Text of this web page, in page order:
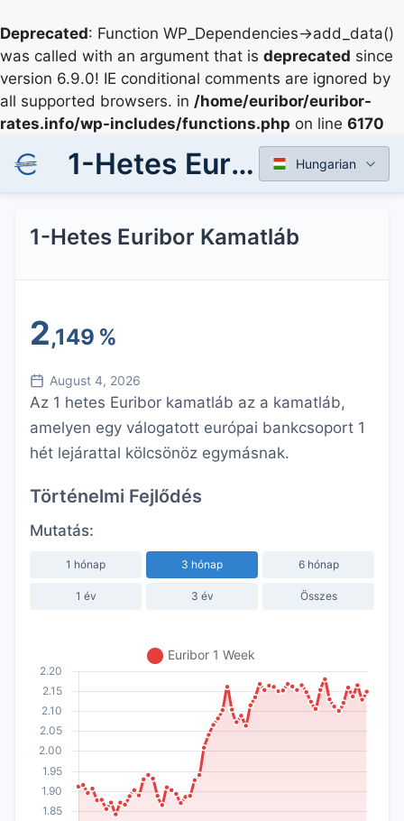
Deprecated: Function WP_Dependencies->add_data()
was called with an argument that is deprecated since
version 6.9.0! IE conditional comments are ignored by
all supported browsers. in /home/euribor/euribor-
rates.info/wp-includes/functions.php on line 6170
1-Hetes Euribor Kamatláb Hungarian
1-Hetes Euribor Kamatláb
2,149 %
August 4, 2026
Az 1 hetes Euribor kamatláb az a kamatláb,
amelyen egy válogatott európai bankcsoport 1
hét lejárattal kölcsönöz egymásnak.
Történelmi Fejlődés
Mutatás:
1 hónap 3 hónap 6 hónap
1 év 3 év Összes